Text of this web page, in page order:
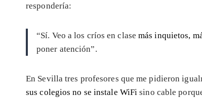
respondería:
“Sí. Veo a los críos en clasemás inquietos,
poner atención”.
En Sevilla tres profesores que me pidieron
sus colegios no se instale WiFisino cable